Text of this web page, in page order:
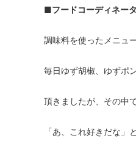
■フードコーディネー
調味料を使ったメニュ
毎日ゆず胡椒、ゆずポ
頂きましたが、その中
「あ、これ好きだな」